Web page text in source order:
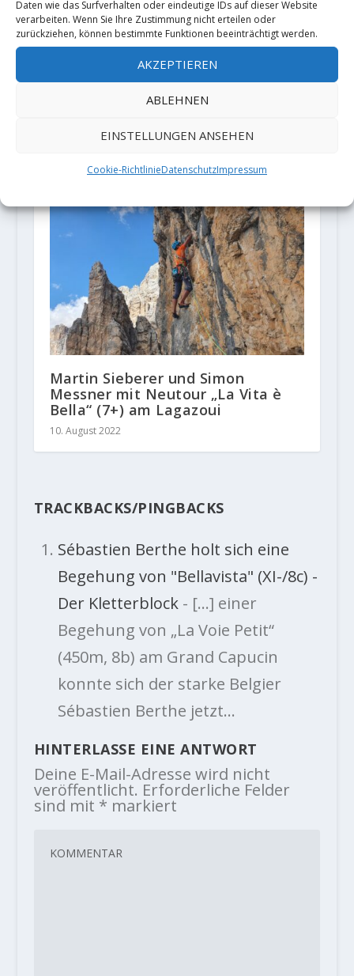
Daten wie das Surfverhalten oder eindeutige IDs auf dieser Website
verarbeiten. Wenn Sie Ihre Zustimmung nicht erteilen oder
zurückziehen, können bestimmte Funktionen beeinträchtigt werden.
AKZEPTIEREN
ABLEHNEN
EINSTELLUNGEN ANSEHEN
Cookie-RichtlinieDatenschutzImpressum
Chris-Jan Stiller und Sebastian
Thiele melden "Il Silenzio dell'
Martin Sieberer und Simon
Messner mit Neutour „La Vita è
Bella“ (7+) am Lagazoui
10. August 2022
TRACKBACKS/PINGBACKS
Sébastien Berthe holt sich eine
Begehung von "Bellavista" (XI-/8c) -
Der Kletterblock- […] einer
Begehung von „La Voie Petit“
(450m, 8b) am Grand Capucin
konnte sich der starke Belgier
Sébastien Berthe jetzt…
HINTERLASSE EINE ANTWORT
Deine E-Mail-Adresse wird nicht
veröffentlicht. Erforderliche Felder
sind mit * markiert